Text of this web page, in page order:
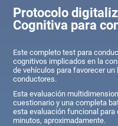
Protocolo
Cognitiva para
Este completo test para
cognitivos implicados en la
de vehículos para favorecer
conductores.
Esta evaluación
cuestionario y una completa
esta evaluación funcional
minutos, aproximadamente.